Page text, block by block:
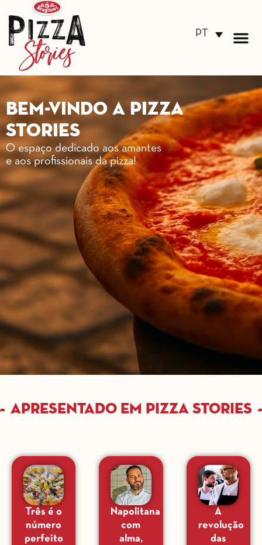
PT
Bem-vindo a Pizza
Stories
O espaço dedicado aos amantes
e aos profissionais da pizza!
Apresentado em Pizza Stories
Três é o
número
perfeito
Napolitana
com
alma,
A
revolução
das